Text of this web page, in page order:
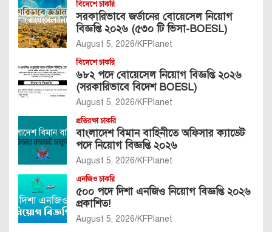
বিদেশে চাকরি
সরকারিভাবে জর্ডানের বোয়েসেল নিয়োগ
বিজ্ঞপ্তি ২০২৬ (৫৩০ টি ভিসা-BOESL)
August 5, 2026 KFPlanet
বিদেশে চাকরি
৬৮২ পদে বোয়েসেল নিয়োগ বিজ্ঞপ্তি ২০২৬
(সরকারিভাবে বিদেশ BOESL)
August 5, 2026 KFPlanet
প্রতিরক্ষা চাকরি
বাংলাদেশ বিমান বাহিনীতে অফিসার ক্যাডেট
পদে নিয়োগ বিজ্ঞপ্তি ২০২৬
August 5, 2026 KFPlanet
এনজিও চাকরি
৫০০ পদে দিশা এনজিও নিয়োগ বিজ্ঞপ্তি ২০২৬
প্রকাশিত!
August 5, 2026 KFPlanet